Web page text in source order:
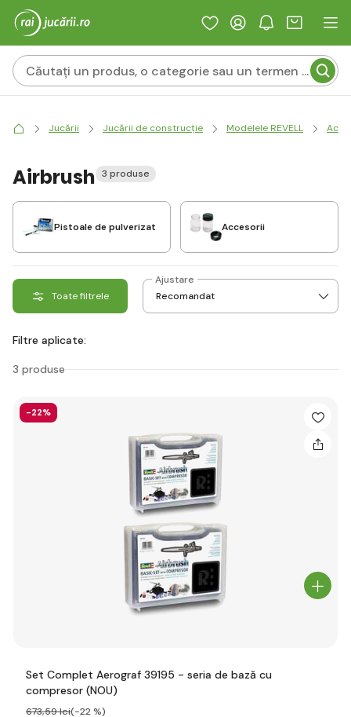
Jucării Jucării de construcție Modelele REVELL
Airbrush 3 produse
Pistoale de pulverizat Accesorii
Toate filtrele
Ajustare
Filtre aplicate:
3 produse
-22%
Set Complet Aerograf 39195 - seria de bază cu
compresor (NOU)
673,59 lei(-22 %)